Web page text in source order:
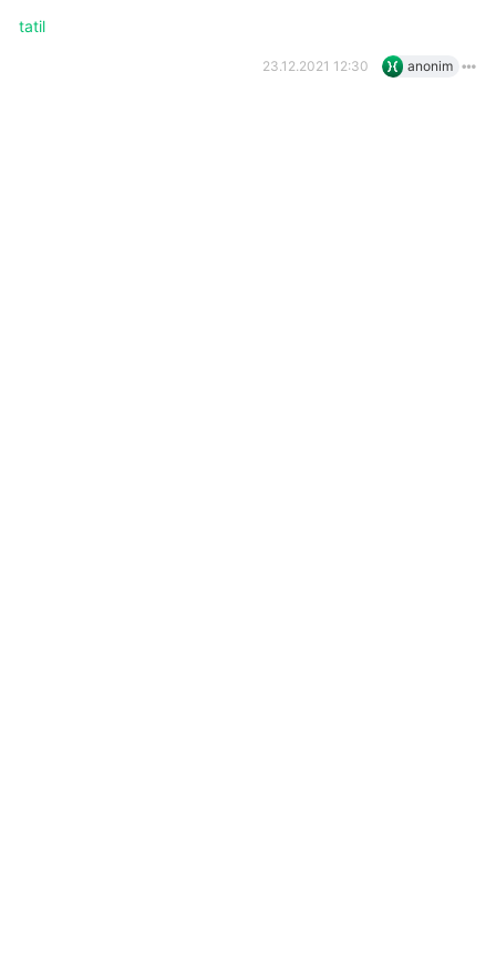
tatil
23.12.2021 12:30 anonim